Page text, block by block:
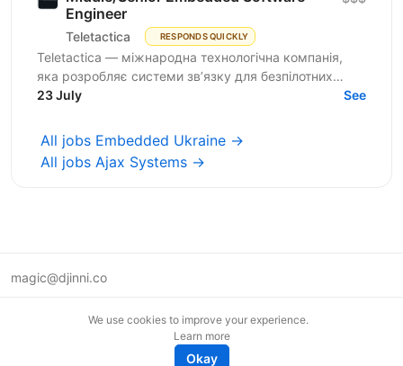
Engineer
Teletactica RESPONDS QUICKLY
Teletactica — міжнародна технологічна компанія,
яка розробляє системи зв’язку для безпілотних
авіаційних комплексів (БПаК), та охоплює як
23 July See
All jobs Embedded Ukraine →
All jobs Ajax Systems →
magic@djinni.co
We use cookies to improve your experience.
Learn more
Okay